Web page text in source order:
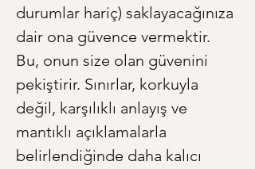
durumlar hariç) saklayacağınıza
dair ona güvence vermektir.
Bu, onun size olan güvenini
pekiştirir. Sınırlar, korkuyla
değil, karşılıklı anlayış ve
mantıklı açıklamalarla
belirlendiğinde daha kalıcı